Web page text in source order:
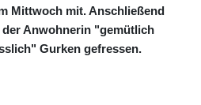
Mittwoch mit. Anschließend
Anwohnerin "gemütlich
Gurken gefressen.